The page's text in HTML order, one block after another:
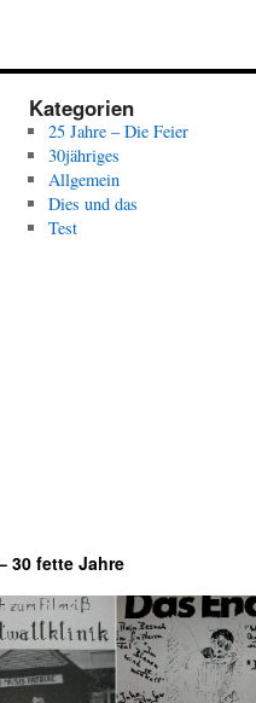
Kategorien
25 Jahre – Die Feier
30jähriges
Allgemein
Dies und das
Test
30 fette Jahre